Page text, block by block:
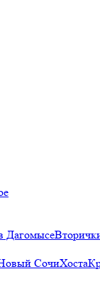
Дагомысе
СочиХоста